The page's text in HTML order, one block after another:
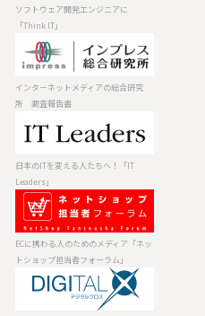
ソフトウェア開発エンジニアに
「Think IT」
インターネットメディアの総合研究
所 調査報告書
日本のITを変える人たちへ！「IT
Leaders」
ECに携わる人のためのメディア「ネッ
トショップ担当者フォーラム」